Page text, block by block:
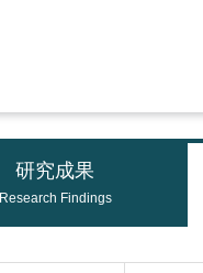
研究成果
Research Findings